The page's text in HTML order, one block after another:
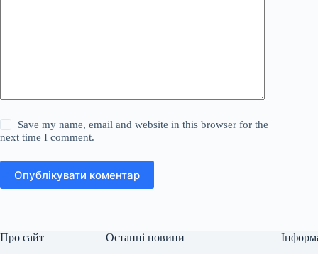
Save my name, email and website in this browser for the
next time I comment.
Опублікувати коментар
Про сайт Останні новини